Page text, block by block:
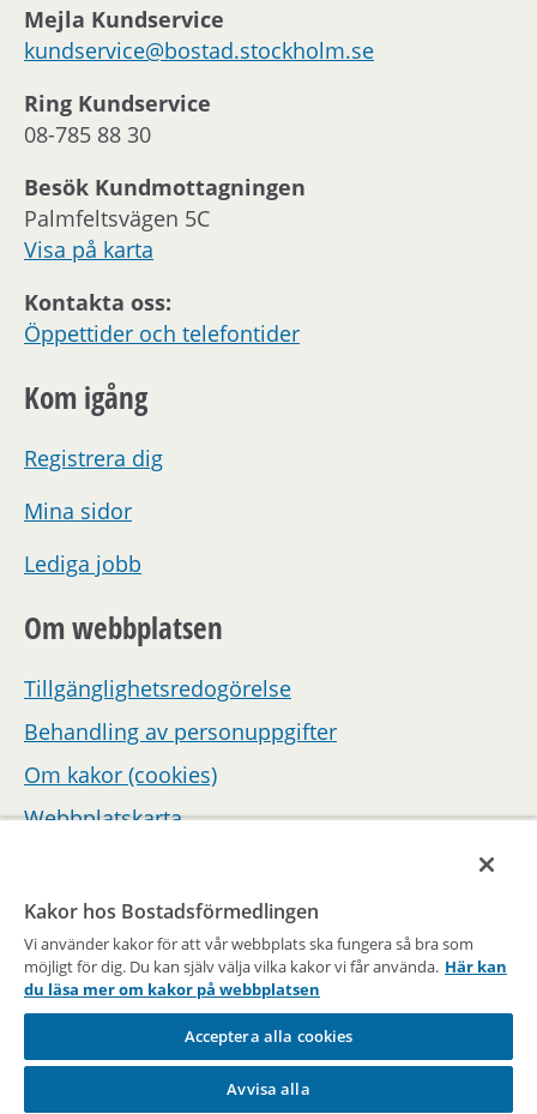
Mejla Kundservice
kundservice@bostad.stockholm.se
Ring Kundservice
08-785 88 30
Besök Kundmottagningen
Palmfeltsvägen 5C
Visa på karta
Kontakta oss:
Öppettider och telefontider
Kom igång
Registrera dig
Mina sidor
Lediga jobb
Om webbplatsen
Tillgänglighetsredogörelse
Behandling av personuppgifter
Om kakor (cookies)
Webbplatskarta
En del av Stockholms stad
Kakor hos Bostadsförmedlingen
Vi använder kakor för att vår webbplats ska fungera så bra som
möjligt för dig. Du kan själv välja vilka kakor vi får använda. Här kan
du läsa mer om kakor på webbplatsen
Acceptera alla cookies
Avvisa alla